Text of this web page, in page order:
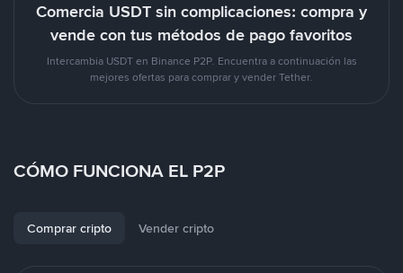
Comercia USDT sin complicaciones: compra y
vende con tus métodos de pago favoritos
Intercambia USDT en Binance P2P. Encuentra a continuación las
mejores ofertas para comprar y vender Tether.
CÓMO FUNCIONA EL P2P
Comprar cripto Vender cripto